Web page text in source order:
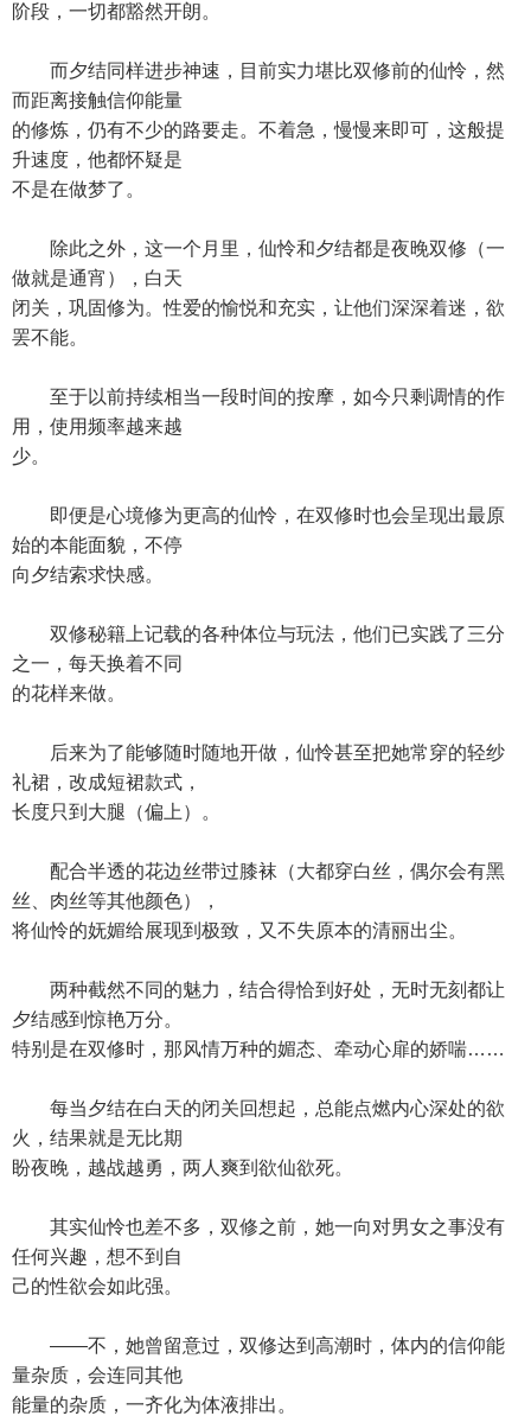
阶段，一切都豁然开朗。
而夕结同样进步神速，目前实力堪比双修前的仙怜，然
而距离接触信仰能量
的修炼，仍有不少的路要走。不着急，慢慢来即可，这般提
升速度，他都怀疑是
不是在做梦了。
除此之外，这一个月里，仙怜和夕结都是夜晚双修（一
做就是通宵），白天
闭关，巩固修为。性爱的愉悦和充实，让他们深深着迷，欲
罢不能。
至于以前持续相当一段时间的按摩，如今只剩调情的作
用，使用频率越来越
少。
即便是心境修为更高的仙怜，在双修时也会呈现出最原
始的本能面貌，不停
向夕结索求快感。
双修秘籍上记载的各种体位与玩法，他们已实践了三分
之一，每天换着不同
的花样来做。
后来为了能够随时随地开做，仙怜甚至把她常穿的轻纱
礼裙，改成短裙款式，
长度只到大腿（偏上）。
配合半透的花边丝带过膝袜（大都穿白丝，偶尔会有黑
丝、肉丝等其他颜色），
将仙怜的妩媚给展现到极致，又不失原本的清丽出尘。
两种截然不同的魅力，结合得恰到好处，无时无刻都让
夕结感到惊艳万分。
特别是在双修时，那风情万种的媚态、牵动心扉的娇喘……
每当夕结在白天的闭关回想起，总能点燃内心深处的欲
火，结果就是无比期
盼夜晚，越战越勇，两人爽到欲仙欲死。
其实仙怜也差不多，双修之前，她一向对男女之事没有
任何兴趣，想不到自
己的性欲会如此强。
——不，她曾留意过，双修达到高潮时，体内的信仰能
量杂质，会连同其他
能量的杂质，一齐化为体液排出。